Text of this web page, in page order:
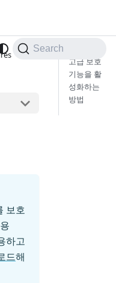
Search
보호
하고
드해
고급 보호
기능을 활
성화하는
방법